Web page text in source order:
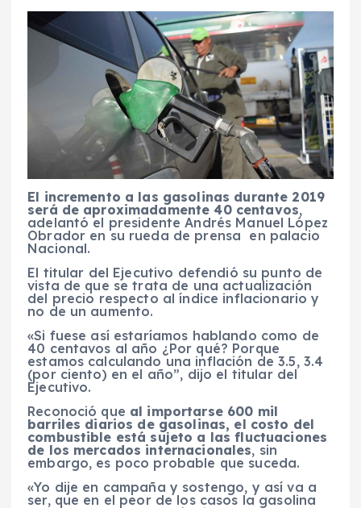
El incremento a las gasolinas durante 2019
será de aproximadamente 40 centavos,
adelantó el presidente Andrés Manuel López
Obrador en su rueda de prensa en palacio
Nacional.
El titular del Ejecutivo defendió su punto de
vista de que se trata de una actualización
del precio respecto al índice inflacionario y
no de un aumento.
«Si fuese así estaríamos hablando como de
40 centavos al año ¿Por qué? Porque
estamos calculando una inflación de 3.5, 3.4
(por ciento) en el año”, dijo el titular del
Ejecutivo.
Reconoció que al importarse 600 mil
barriles diarios de gasolinas, el costo del
combustible está sujeto a las fluctuaciones
de los mercados internacionales, sin
embargo, es poco probable que suceda.
«Yo dije en campaña y sostengo, y así va a
ser, que en el peor de los casos la gasolina